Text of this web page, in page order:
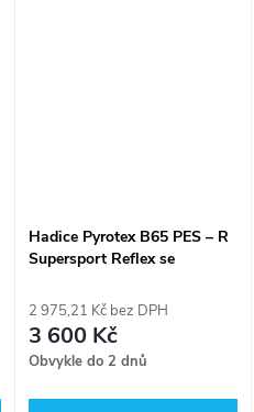
Hadice Pyrotex B65 PES – R
Supersport Reflex se
2 975,21 Kč bez DPH
3 600 Kč
Obvykle do 2 dnů